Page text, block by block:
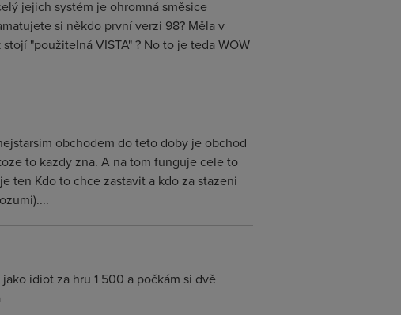
jejich systém je ohromná směsice
si někdo první verzi 98? Měla v
"použitelná VISTA" ? No to je teda WOW
obchodem do teto doby je obchod
to kazdy zna. A na tom funguje cele to
ten Kdo to chce zastavit a kdo za stazeni
idiot za hru 1 500 a počkám si dvě